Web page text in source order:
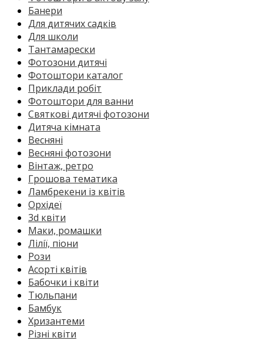
Банери
Для дитячих садків
Для школи
Тантамарески
Фотозони дитячі
Фотоштори каталог
Приклади робіт
Фотоштори для ванни
Святкові дитячі фотозони
Дитяча кімната
Весняні
Весняні фотозони
Вінтаж, ретро
Грошова тематика
Ламбрекени із квітів
Орхідеї
3d квіти
Маки, ромашки
Лілії, піони
Рози
Асорті квітів
Бабочки і квіти
Тюльпани
Бамбук
Хризантеми
Різні квіти